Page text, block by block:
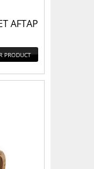
AFTAP
PRODUCT